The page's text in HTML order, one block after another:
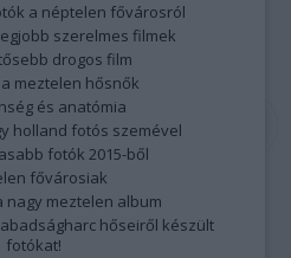
a néptelen fővárosról
szerelmes filmek
drogos film
meztelen hősnők
és anatómia
holland fotós szemével
fotók 2015-ből
fővárosiak
nagy meztelen album
hőseiről készült
fotókat!